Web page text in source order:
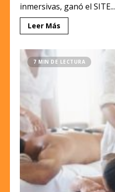
inmersivas, ganó el SITE...
Leer Más
7 MIN DE LECTURA